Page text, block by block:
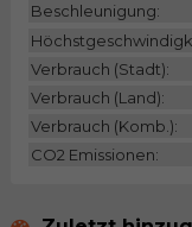
Beschleunigung:
Verbrauch (Stadt):
Verbrauch (Land):
Verbrauch (Komb.):
CO2 Emissionen: